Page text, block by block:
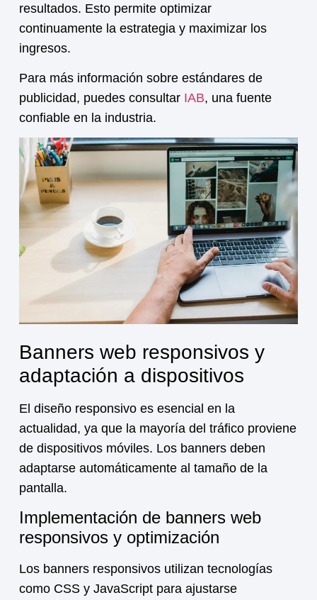
resultados. Esto permite optimizar
continuamente la estrategia y maximizar los
ingresos.
Para más información sobre estándares de
publicidad, puedes consultar IAB, una fuente
confiable en la industria.
Banners web responsivos y
adaptación a dispositivos
El diseño responsivo es esencial en la
actualidad, ya que la mayoría del tráfico proviene
de dispositivos móviles. Los banners deben
adaptarse automáticamente al tamaño de la
pantalla.
Implementación de banners web
responsivos y optimización
Los banners responsivos utilizan tecnologías
como CSS y JavaScript para ajustarse